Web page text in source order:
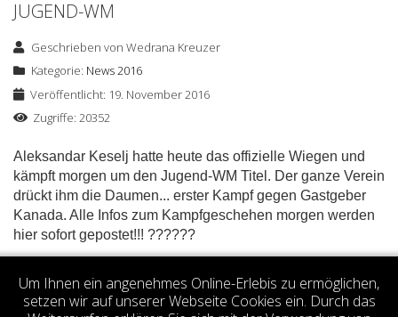
JUGEND-WM
Geschrieben vonWedrana Kreuzer
Kategorie: News 2016
Veröffentlicht: 19. November 2016
Zugriffe: 20352
Aleksandar Keselj hatte heute das offizielle Wiegen und
kämpft morgen um den Jugend-WM Titel. Der ganze Verein
drückt ihm die Daumen... erster Kampf gegen Gastgeber
Kanada. Alle Infos zum Kampfgeschehen morgen werden
hier sofort gepostet!!! ??????
Um Ihnen ein angenehmes Online-Erlebis zu ermöglichen,
setzen wir auf unserer Webseite Cookies ein. Durch das